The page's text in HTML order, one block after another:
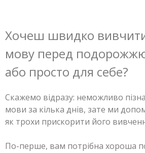
Хочеш швидко вивчити
мову перед
або просто для себе?
Скажемо відразу: неможливо
мови за кілька днів, зате ми
як трохи прискорити його
По-перше, вам потрібна хороша